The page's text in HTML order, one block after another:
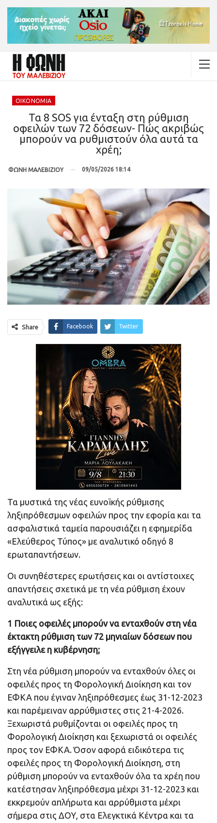
ΟΙΚΟΝΟΜΊΑ
Τα 8 SOS για ένταξη στη ρύθμιση
οφειλών των 72 δόσεων- Πώς ακριβώς
μπορούν να ρυθμιστούν όλα αυτά τα
χρέη;
ΦΩΝΗ ΜΑΛΕΒΙΖΙΟΥ 09/05/2026 18:14
Share Facebook Twitter
Τα μυστικά της νέας ευνοϊκής ρύθμισης
ληξιπρόθεσμων οφειλών προς την εφορία και τα
ασφαλιστικά ταμεία παρουσιάζει η εφημερίδα
«Ελεύθερος Τύπος» με αναλυτικό οδηγό 8
ερωταπαντήσεων.
Οι συνηθέστερες ερωτήσεις και οι αντίστοιχες
απαντήσεις σχετικά με τη νέα ρύθμιση έχουν
αναλυτικά ως εξής:
1 Ποιες οφειλές μπορούν να ενταχθούν στη νέα
έκτακτη ρύθμιση των 72 μηνιαίων δόσεων που
εξήγγειλε η κυβέρνηση;
Στη νέα ρύθμιση μπορούν να ενταχθούν όλες οι
οφειλές προς τη Φορολογική Διοίκηση και τον
ΕΦΚΑ που έγιναν ληξιπρόθεσμες έως 31-12-2023
και παρέμειναν αρρύθμιστες στις 21-4-2026.
Ξεχωριστά ρυθμίζονται οι οφειλές προς τη
Φορολογική Διοίκηση και ξεχωριστά οι οφειλές
προς τον ΕΦΚΑ. Όσον αφορά ειδικότερα τις
οφειλές προς τη Φορολογική Διοίκηση, στη
ρύθμιση μπορούν να ενταχθούν όλα τα χρέη που
κατέστησαν ληξιπρόθεσμα μέχρι 31-12-2023 και
εκκρεμούν απλήρωτα και αρρύθμιστα μέχρι
σήμερα στις ΔΟΥ, στα Ελεγκτικά Κέντρα και τα